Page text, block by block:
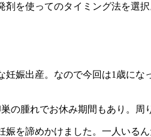
を使ってのタイミング法を選
娠出産。なので今回は1歳に
腫れでお休み期間もあり。周
を諦めかけました。一人いるん